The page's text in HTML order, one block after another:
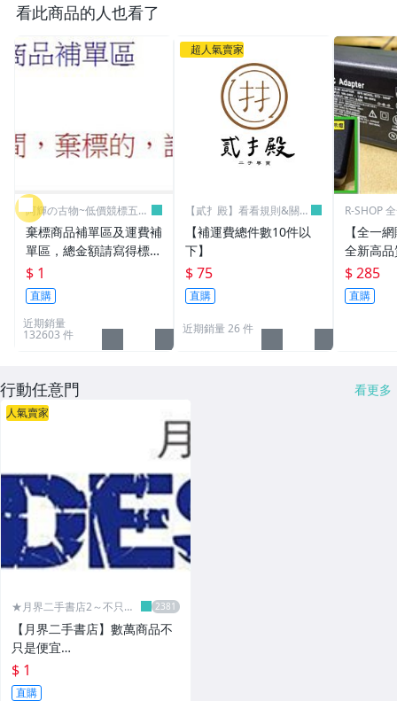
看此商品的人也看了
阿輝の古物~低價競標五六
日結標
棄標商品補單區及運費補
單區，總金額請寫得標商
品金額，運費請寫棄標商
品原設定之運費
$ 1
直購
近期銷量
132603 件
超人氣賣家
【貳扌殿】看看規則&關於
【補運費總件數10件以
下】
$ 75
直購
近期銷量 26 件
R-SHOP
【全一
全新高
筆電 變
3.16A通
L30
$ 285
直購
行動任意門 看更多
人氣賣家
★月界二手書店2～不只是
【月界二手書店】數萬商品不
只是便宜…
$ 1
直購